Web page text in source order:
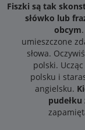
Fiszki są tak
słówko lub
obcym
umieszczone
słowa.
polski.
polsku i
angielsku.